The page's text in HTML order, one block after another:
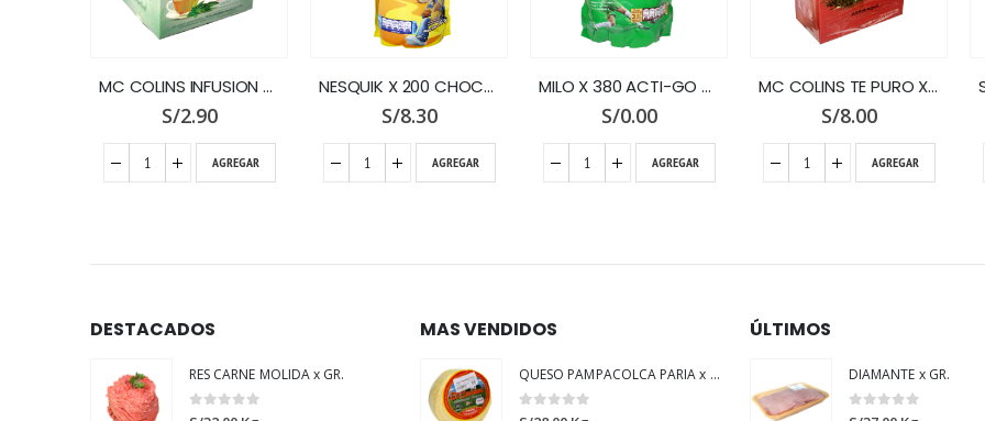
MC COLINS INFUSION DIAS FRIOS X 12 SOBRES
S/2.90
AGREGAR
NESQUIK X 200 CHOCOLATE DOY PACK
S/8.30
AGREGAR
MILO X 380 ACTI-GO DOY PACK
S/0.00
AGREGAR
MC COLINS TE PURO X 100 SOBRES
S/8.00
AGREGAR
DESTACADOS
RES CARNE MOLIDA x GR.
0 out of 5
MAS VENDIDOS
QUESO PAMPACOLCA PARIA x GR.
0 out of 5
ÚLTIMOS
DIAMANTE x GR.
0 out of 5